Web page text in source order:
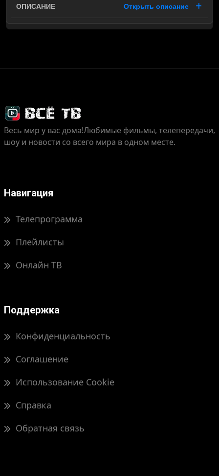
Открыть описание
Весь мир у вас дома!Любимые фильмы, телепередачи,
шоу и новости со всего мира в одном месте.
Навигация
Телепрограмма
Плейлисты
Онлайн ТВ
Поддержка
Конфиденциальность
Соглашение
Использование Cookie
Справка
Обратная связь